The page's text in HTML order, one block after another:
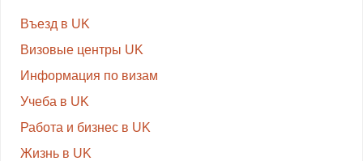
Въезд в UK
Визовые центры UK
Информация по визам
Учеба в UK
Работа и бизнес в UK
Жизнь в UK